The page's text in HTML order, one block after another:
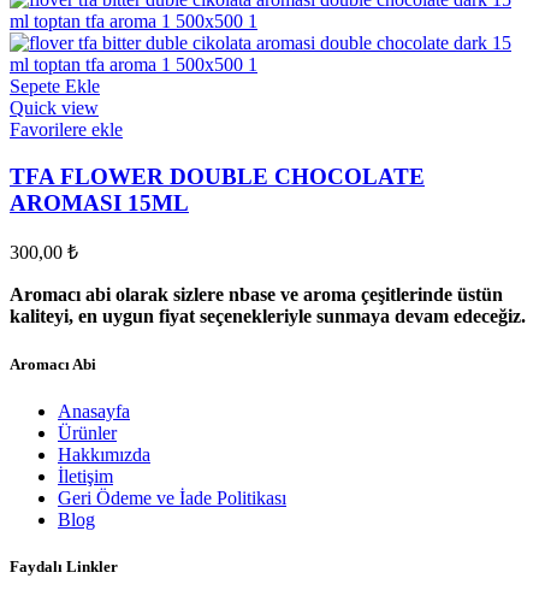
Sepete Ekle
Quick view
Favorilere ekle
TFA FLOWER DOUBLE CHOCOLATE
AROMASI 15ML
300,00 ₺
Aromacı abi olarak sizlere nbase ve aroma çeşitlerinde üstün
kaliteyi, en uygun fiyat seçenekleriyle sunmaya devam edeceğiz.
Aromacı Abi
Anasayfa
Ürünler
Hakkımızda
İletişim
Geri Ödeme ve İade Politikası
Blog
Faydalı Linkler